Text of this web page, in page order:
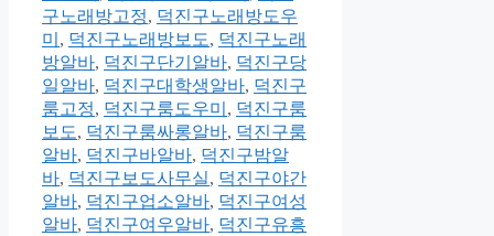
구노래방고정, 덕진구노래방도우
미 , 덕진구노래방보도, 덕진구노래
방알바, 덕진구단기알바, 덕진구당
일알바, 덕진구대학생알바, 덕진구
룸고정, 덕진구룸도우미 , 덕진구룸
보도, 덕진구룸싸롱알바, 덕진구룸
알바, 덕진구바알바, 덕진구밤알
바, 덕진구보도사무실, 덕진구야간
알바, 덕진구업소알바, 덕진구여성
알바, 덕진구여우알바, 덕진구유흥